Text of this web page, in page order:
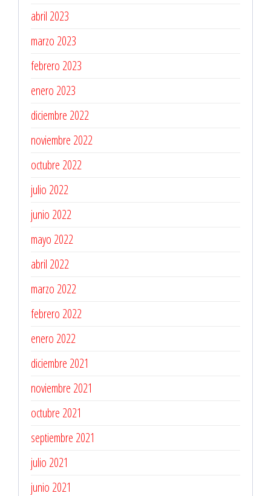
abril 2023
marzo 2023
febrero 2023
enero 2023
diciembre 2022
noviembre 2022
octubre 2022
julio 2022
junio 2022
mayo 2022
abril 2022
marzo 2022
febrero 2022
enero 2022
diciembre 2021
noviembre 2021
octubre 2021
septiembre 2021
julio 2021
junio 2021